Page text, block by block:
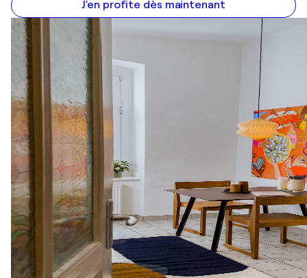
J'en profite dès maintenant